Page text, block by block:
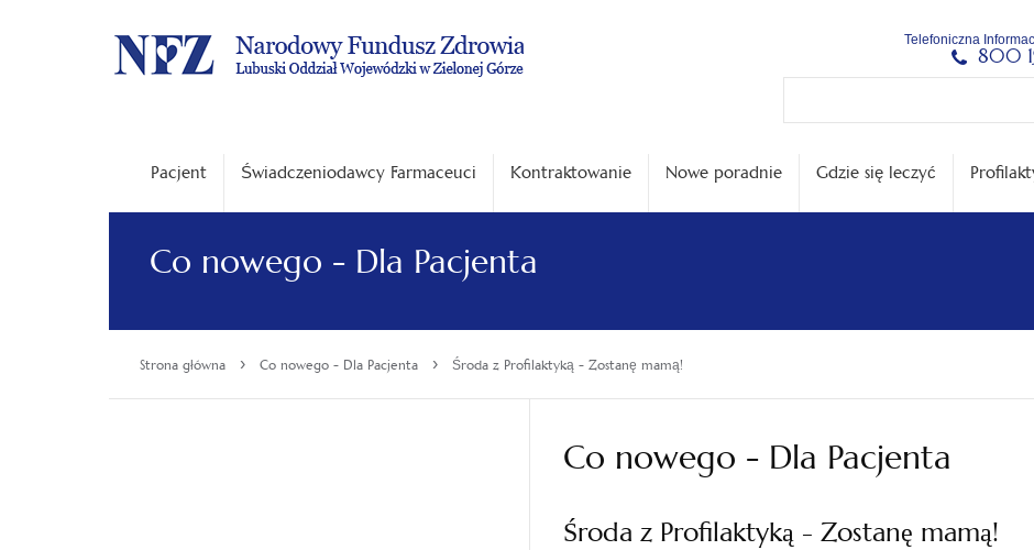
Telefoniczna
800
Pacjent Świadczeniodawcy Farmaceuci Kontraktowanie Nowe poradnie Gdzie się leczyć
Co nowego - Dla Pacjenta
Strona główna › Co nowego - Dla Pacjenta › Środa z Profilaktyką - Zostanę mamą!
Co nowego - Dla Pacjenta
Środa z Profilaktyką - Zostanę mamą!